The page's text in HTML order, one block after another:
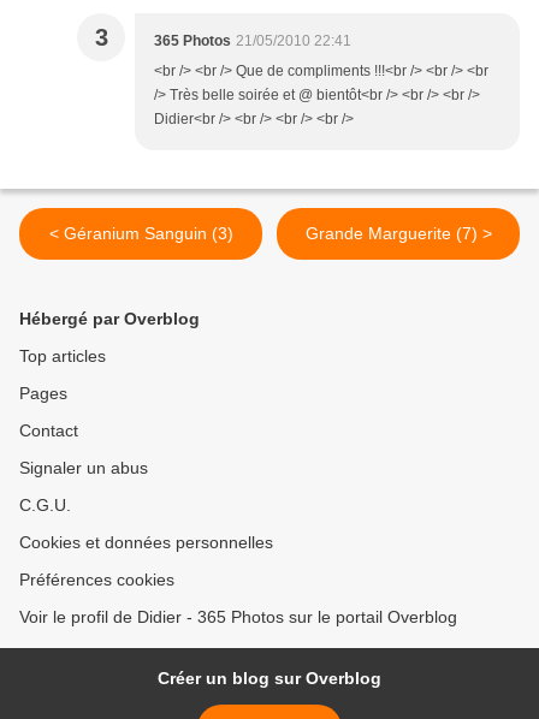
3 365 Photos 21/05/2010 22:41
<br /> <br /> Que de compliments !!!<br /> <br /> <br
/> Très belle soirée et @ bientôt<br /> <br /> <br />
Didier<br /> <br /> <br /> <br />
< Géranium Sanguin (3) Grande Marguerite (7) >
Hébergé par Overblog
Top articles
Pages
Contact
Signaler un abus
C.G.U.
Cookies et données personnelles
Préférences cookies
Voir le profil de Didier - 365 Photos sur le portail Overblog
Créer un blog sur Overblog